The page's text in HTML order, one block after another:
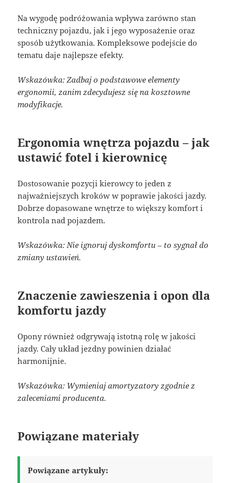
Na wygodę podróżowania wpływa zarówno stan
techniczny pojazdu, jak i jego wyposażenie oraz
sposób użytkowania. Kompleksowe podejście do
tematu daje najlepsze efekty.
Wskazówka: Zadbaj o podstawowe elementy
ergonomii, zanim zdecydujesz się na kosztowne
modyfikacje.
Ergonomia wnętrza pojazdu – jak
ustawić fotel i kierownicę
Dostosowanie pozycji kierowcy to jeden z
najważniejszych kroków w poprawie jakości jazdy.
Dobrze dopasowane wnętrze to większy komfort i
kontrola nad pojazdem.
Wskazówka: Nie ignoruj dyskomfortu – to sygnał do
zmiany ustawień.
Znaczenie zawieszenia i opon dla
komfortu jazdy
Opony również odgrywają istotną rolę w jakości
jazdy. Cały układ jezdny powinien działać
harmonijnie.
Wskazówka: Wymieniaj amortyzatory zgodnie z
zaleceniami producenta.
Powiązane materiały
Powiązane artykuły: